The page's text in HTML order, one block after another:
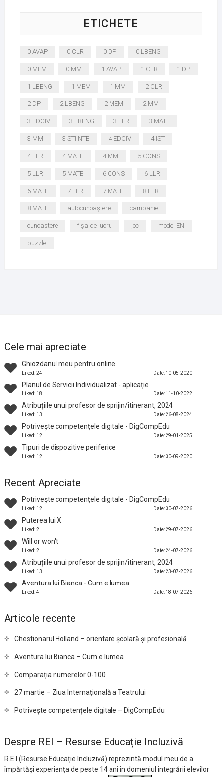
ETICHETE
0 AVAP 0 CLR 0 DP 0 LBENG
0 MEM 0 MM 1 AVAP 1 CLR 1 DP
1 LBENG 1 MEM 1 MM 2 CLR
2 DP 2 LBENG 2 MEM 2 MM
3 EDCIV 3 LBENG 3 LLR 3 MATE
3 MM 3 STIINTE 4 EDCIV 4 IST
4 LLR 4 MATE 4 MM 5 CONS
5 LLR 5 MATE 6 CONS 6 LLR
6 MATE 7 LLR 7 MATE 8 LLR
8 MATE autocunoaștere campanie
cunoaștere fișa de lucru joc model EN
puzzle
Cele mai apreciate
Ghiozdanul meu pentru online
Liked: 24 Date: 10-05-2020
Planul de Servicii Individualizat - aplicație
Liked: 18 Date: 11-10-2022
Atribuțiile unui profesor de sprijin/itinerant, 2024
Liked: 13 Date: 26-08-2024
Potrivește competențele digitale - DigCompEdu
Liked: 12 Date: 29-01-2025
Tipuri de dispozitive periferice
Liked: 12 Date: 30-09-2020
Recent Apreciate
Potrivește competențele digitale - DigCompEdu
Liked: 12 Date: 30-07-2026
Puterea lui X
Liked: 2 Date: 29-07-2026
Will or won't
Liked: 2 Date: 24-07-2026
Atribuțiile unui profesor de sprijin/itinerant, 2024
Liked: 13 Date: 23-07-2026
Aventura lui Bianca - Cum e lumea
Liked: 4 Date: 18-07-2026
Articole recente
Chestionarul Holland – orientare școlară și profesională
Aventura lui Bianca – Cum e lumea
Comparația numerelor 0-100
27 martie – Ziua Internațională a Teatrului
Potrivește competențele digitale – DigCompEdu
Despre REI – Resurse Educație Incluzivă
R.E.I (Resurse Educație Incluzivă) reprezintă modul meu de a
împărtăși experiența de peste 14 ani în domeniul integrării elevilor